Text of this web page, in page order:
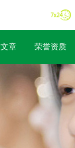
章 荣誉资质